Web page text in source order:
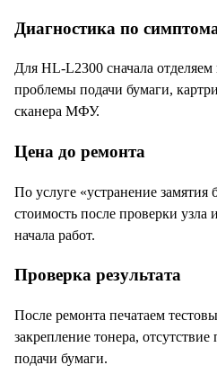
Диагностика по
Для HL-L2300 сначала
проблемы подачи бумаги,
сканера МФУ.
Цена до ремонта
По услуге «устранение замятия
стоимость после проверки узла
начала работ.
Проверка результата
После ремонта печатаем
закрепление тонера,
подачи бумаги.